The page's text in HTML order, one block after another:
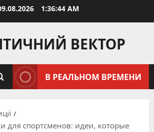
1:36:46 AM
ВЕКТОР
В РЕАЛЬНОМ ВРЕМЕНИ
для спортсменов: идеи, которые